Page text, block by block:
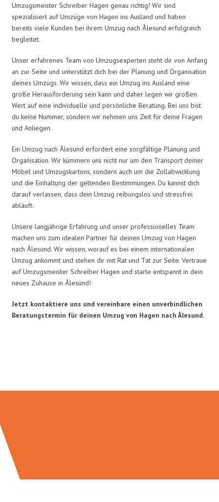
Umzugsmeister Schreiber Hagen genau richtig! Wir sind
spezialisiert auf Umzüge von Hagen ins Ausland und haben
bereits viele Kunden bei ihrem Umzug nach Ålesund erfolgreich
begleitet.
Unser erfahrenes Team von Umzugsexperten steht dir von Anfang
an zur Seite und unterstützt dich bei der Planung und Organisation
deines Umzugs. Wir wissen, dass ein Umzug ins Ausland eine
große Herausforderung sein kann und daher legen wir großen
Wert auf eine individuelle und persönliche Beratung. Bei uns bist
du keine Nummer, sondern wir nehmen uns Zeit für deine Fragen
und Anliegen.
Ein Umzug nach Ålesund erfordert eine sorgfältige Planung und
Organisation. Wir kümmern uns nicht nur um den Transport deiner
Möbel und Umzugskartons, sondern auch um die Zollabwicklung
und die Einhaltung der geltenden Bestimmungen. Du kannst dich
darauf verlassen, dass dein Umzug reibungslos und stressfrei
abläuft.
Unsere langjährige Erfahrung und unser professionelles Team
machen uns zum idealen Partner für deinen Umzug von Hagen
nach Ålesund. Wir wissen, worauf es bei einem internationalen
Umzug ankommt und stehen dir mit Rat und Tat zur Seite. Vertraue
auf Umzugsmeister Schreiber Hagen und starte entspannt in dein
neues Zuhause in Ålesund!
Jetzt kontaktiere uns und vereinbare einen unverbindlichen
Beratungstermin für deinen Umzug von Hagen nach Ålesund.